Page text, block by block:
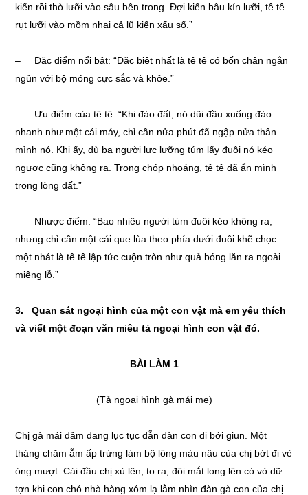
kiến rồi thò lưỡi vào sâu bên trong. Đợi kiến bâu kín lưỡi, tê tê
rụt lưỡi vào mồm nhai cả lũ kiến xấu số.”
– Đặc điểm nổi bật: “Đặc biệt nhất là tê tê có bốn chân ngắn
ngủn với bộ móng cực sắc và khỏe.”
– Ưu điểm của tê tê: “Khi đào đất, nó dũi đầu xuống đào
nhanh như một cái máy, chỉ cần nửa phút đã ngập nửa thân
mình nó. Khi ấy, dù ba người lực lưỡng túm lấy đuôi nó kéo
ngược cũng không ra. Trong chóp nhoáng, tê tê đã ẩn mình
trong lòng đất.”
– Nhược điểm: “Bao nhiêu người túm đuôi kéo không ra,
nhưng chỉ cần một cái que lùa theo phía dưới đuôi khẽ chọc
một nhát là tê tê lập tức cuộn tròn như quả bóng lăn ra ngoài
miệng lỗ.”
3. Quan sát ngoại hình của một con vật mà em yêu thích
và viết một đoạn văn miêu tả ngoại hình con vật đó.
BÀI LÀM 1
(Tả ngoại hình gà mái mẹ)
Chị gà mái đảm đang lục tục dẫn đàn con đi bới giun. Một
tháng chăm ẵm ấp trứng làm bộ lông màu nâu của chị bớt đi vẻ
óng mượt. Cái đầu chị xù lên, to ra, đôi mắt long lên có vỏ dữ
tợn khi con chó nhà hàng xóm lạ lẫm nhìn đàn gà con của chị